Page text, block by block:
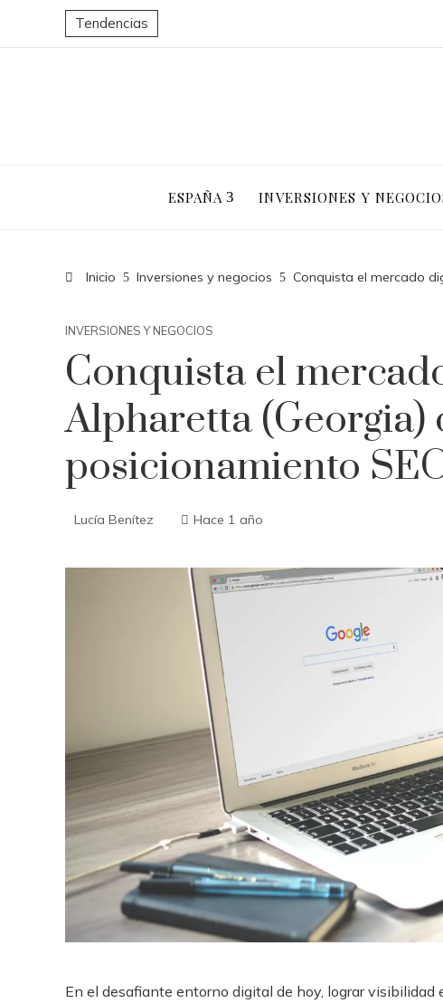
Tendencias
ESPAÑA INVERSIONES Y
Inicio Inversiones y negocios Conquista el mercado
INVERSIONES Y NEGOCIOS
Conquista el
Alpharetta (Georgia)
posicionamiento
Lucía Benítez Hace 1 año
En el desafiante entorno digital de hoy, lograr